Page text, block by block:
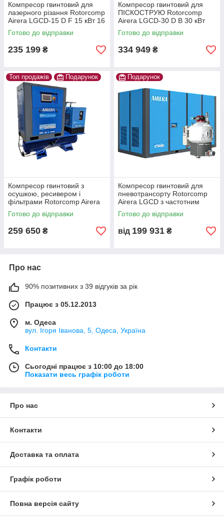
Компресор гвинтовий для
лазерного різання Rotorcomp
Airera LGCD-15 D F 15 кВт 16
барів Для тяжких умов! IP55
Готово до відправки
235 199 ₴
Компресор гвинтовий для
ПІСКОСТРУЮ Rotorcomp
Airera LGCD-30 D B 30 кВт
Для тяжких умов! IP55
Готово до відправки
334 949 ₴
Топ продажів Подарунок
Компресор гвинтовий з
осушкою, ресивером і
фільтрами Rotorcomp Airera
LGSD-11 D 11 кВт Для тяжких
умов! IP55
Готово до відправки
259 650 ₴
Подарунок
Компресор гвинтовий для
пневотрансорту Rotorcomp
Airera LGCD з частотним
перетворювачем Для тяжких
умов! IP55
Готово до відправки
від 199 931 ₴
Про нас
90% позитивних з 39 відгуків за рік
Працює з 05.12.2013
м. Одеса
вул. Ігоря Іванова, 5, Одеса, Україна
Контакти
Сьогодні працює з 10:00 до 18:00
Показати весь графік роботи
Про нас
Контакти
Доставка та оплата
Графік роботи
Повна версія сайту